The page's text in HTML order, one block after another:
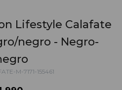
Lifestyle Calafate
negro - Negro-
M-7171-155461